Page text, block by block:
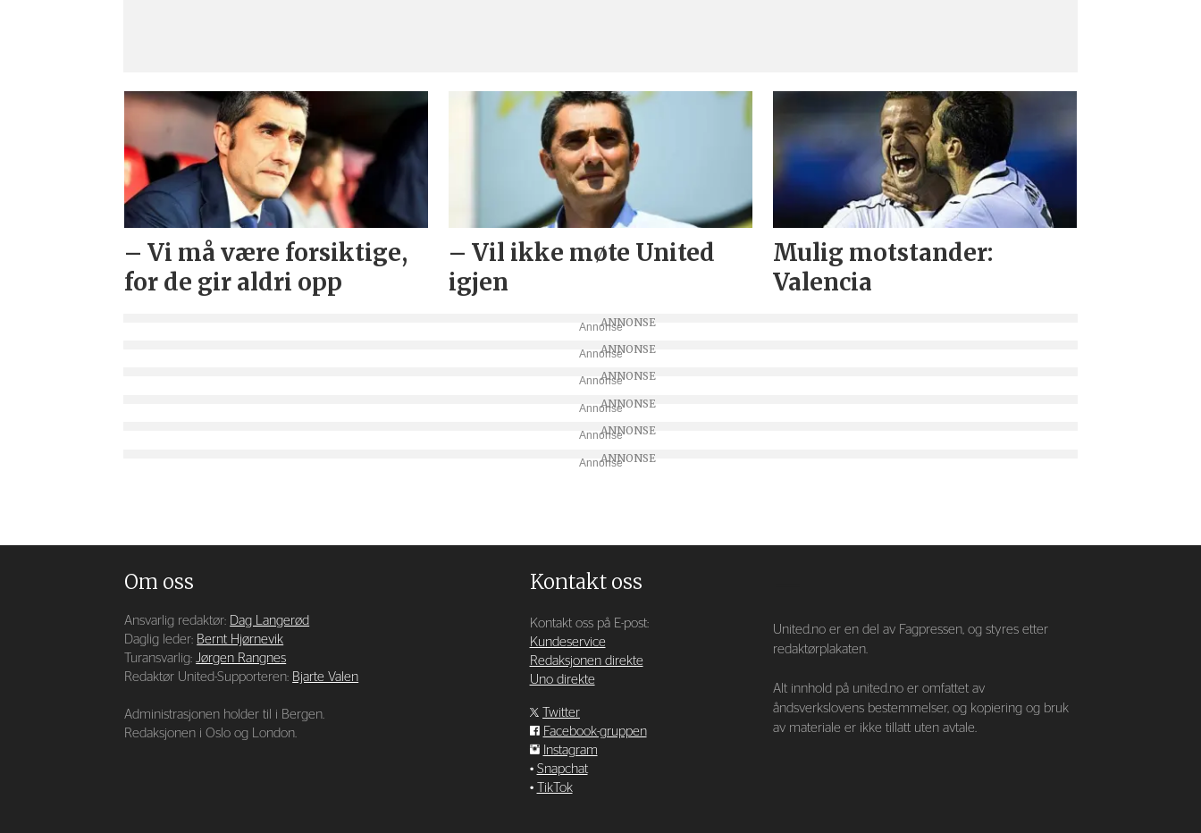
– Vi må være forsiktige,
for de gir aldri opp
– Vil ikke møte United
igjen
Mulig motstander:
Valencia
Annonse
Annonse
Annonse
Annonse
Annonse
Annonse
Om oss
Ansvarlig redaktør: Dag Langerød
Daglig leder: Bernt Hjørnevik
Turansvarlig:Jørgen Rangnes
Redaktør United-Supporteren: Bjarte Valen
Administrasjonen holder til i Bergen.
Redaksjonen i Oslo og London.
Kontakt oss
Kontakt oss på E-post:
Kundeservice
Redaksjonen direkte
Uno direkte
Twitter
Facebook-gruppen
Instagram
• Snapchat
•
TikTok
United.no er en del av Fagpressen, og styres etter
redaktørplakaten.
Alt innhold på united.no er omfattet av
åndsverkslovens bestemmelser, og kopiering og bruk
av materiale er ikke tillatt uten avtale.